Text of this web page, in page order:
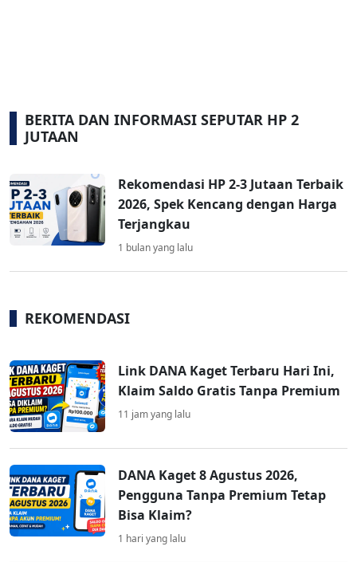
BERITA DAN INFORMASI SEPUTAR HP 2
JUTAAN
Rekomendasi HP 2-3 Jutaan Terbaik
2026, Spek Kencang dengan Harga
Terjangkau
1 bulan yang lalu
REKOMENDASI
Link DANA Kaget Terbaru Hari Ini,
Klaim Saldo Gratis Tanpa Premium
11 jam yang lalu
DANA Kaget 8 Agustus 2026,
Pengguna Tanpa Premium Tetap
Bisa Klaim?
1 hari yang lalu